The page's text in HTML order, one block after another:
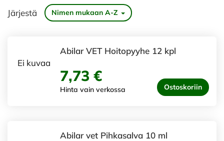
Järjestä Nimen mukaan A-Z
Ei kuvaa
Abilar VET Hoitopyyhe 12 kpl
7,73 €
Hinta vain verkossa Ostoskoriin
Abilar vet Pihkasalva 10 ml